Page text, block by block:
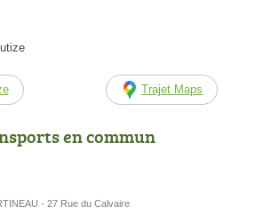
Trajet Maps
en commun
- 27 Rue du Calvaire